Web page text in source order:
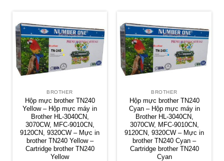
BROTHER
Hộp mực brother TN240
Yellow – Hộp mực máy in
Brother HL-3040CN,
3070CW, MFC-9010CN,
9120CN, 9320CW – Mực in
brother TN240 Yellow –
Cartridge brother TN240
Yellow
BROTHER
Hộp mực brother TN240
Cyan – Hộp mực máy in
Brother HL-3040CN,
3070CW, MFC-9010CN,
9120CN, 9320CW – Mực in
brother TN240 Cyan –
Cartridge brother TN240
Cyan